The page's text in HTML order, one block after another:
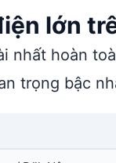
lớn
nhất hoàn
trọng bậc